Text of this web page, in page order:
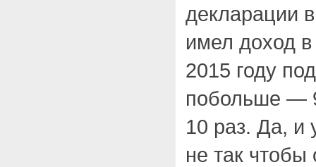
декларации
имел доход
2015 году
побольше —
10 раз. Да, и
не так